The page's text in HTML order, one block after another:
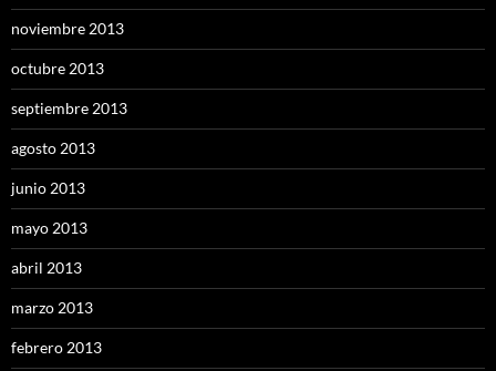
noviembre 2013
octubre 2013
septiembre 2013
agosto 2013
junio 2013
mayo 2013
abril 2013
marzo 2013
febrero 2013